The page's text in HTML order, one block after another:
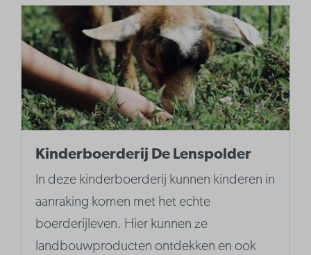
Kinderboerderij De Lenspolder
In deze kinderboerderij kunnen kinderen in
aanraking komen met het echte
boerderijleven. Hier kunnen ze
landbouwproducten ontdekken en ook